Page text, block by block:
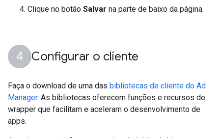
Clique no botão Salvar na parte de baixo da página.
Configurar o cliente
Faça o download de uma das bibliotecas de cliente do Ad
Manager. As bibliotecas oferecem funções e recursos de
wrapper que facilitam e aceleram o desenvolvimento de
apps.